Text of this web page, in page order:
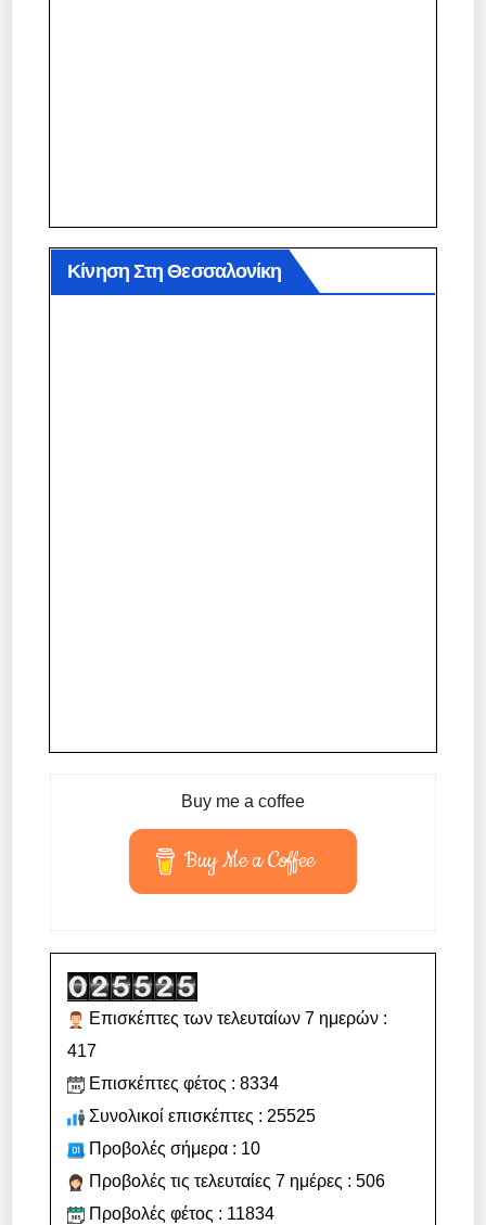
Κίνηση Στη Θεσσαλονίκη
Buy me a coffee
Buy Me a Coffee
Επισκέπτες των τελευταίων 7 ημερών :
417
Επισκέπτες φέτος : 8334
Συνολικοί επισκέπτες : 25525
Προβολές σήμερα : 10
Προβολές τις τελευταίες 7 ημέρες : 506
Προβολές φέτος : 11834